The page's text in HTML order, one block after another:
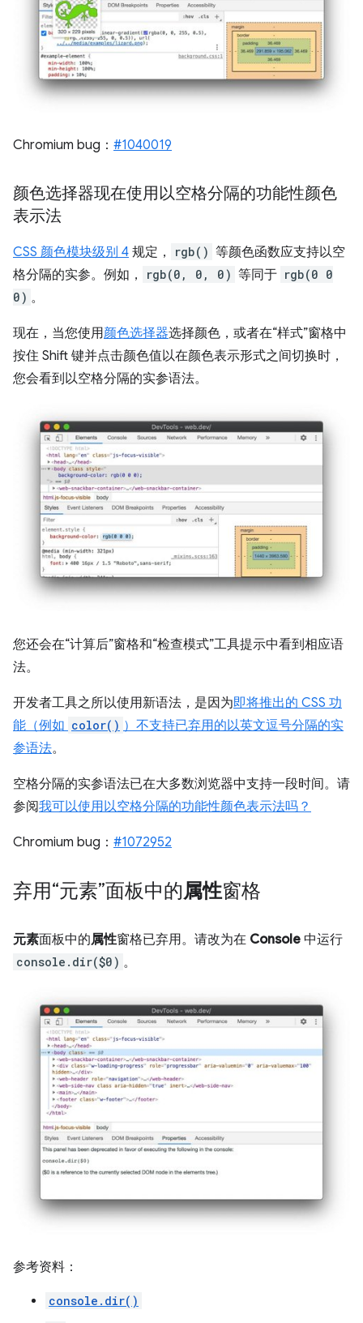
Chromium bug： #1040019
颜色选择器现在使用以空格分隔的功能性颜色
表示法
CSS 颜色模块级别 4 规定， rgb() 等颜色函数应支持以空
格分隔的实参。例如，
rgb(0, 0, 0) 等同于 rgb(0 0
0) 。
现在，当您使用颜色选择器选择颜色，或者在“样式”窗格中
按住 Shift 键并点击颜色值以在颜色表示形式之间切换时，
您会看到以空格分隔的实参语法。
您还会在“计算后”窗格和“检查模式”工具提示中看到相应语
法。
开发者工具之所以使用新语法，是因为即将推出的 CSS 功
能（例如 color() ）不支持已弃用的以英文逗号分隔的实
参语法。
空格分隔的实参语法已在大多数浏览器中支持一段时间。请
参阅我可以使用以空格分隔的功能性颜色表示法吗？
Chromium bug： #1072952
弃用“元素”面板中的属性窗格
元素面板中的属性窗格已弃用。请改为在 Console 中运行
console.dir($0) 。
参考资料：
console.dir()